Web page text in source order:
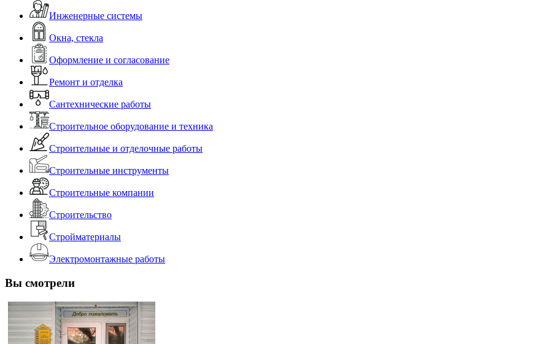
Инженерные системы
Окна, стекла
Оформление и согласование
Ремонт и отделка
Сантехнические работы
Строительное оборудование и техника
Строительные и отделочные работы
Строительные инструменты
Строительные компании
Строительство
Стройматериалы
Электромонтажные работы
Вы смотрели